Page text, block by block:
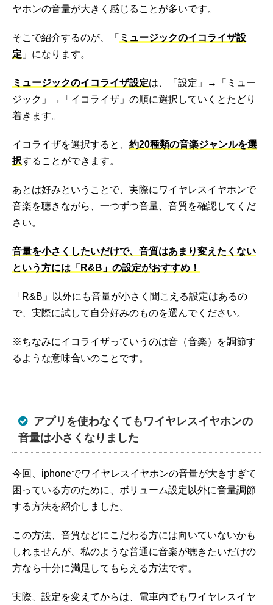
ヤホンの音量が大きく感じることが多いです。
そこで紹介するのが、「 ミュージックのイコライザ設
定 」になります。
ミュージックのイコライザ設定は、「設定」→「ミュー
ジック」→「イコライザ」の順に選択していくとたどり
着きます。
イコライザを選択すると、 約20種類の音楽ジャンルを選
択することができます。
あとは好みということで、実際にワイヤレスイヤホンで
音楽を聴きながら、一つずつ音量、音質を確認してくだ
さい。
音量を小さくしたいだけで、音質はあまり変えたくない
という方には「R&B」の設定がおすすめ！
「R&B」以外にも音量が小さく聞こえる設定はあるの
で、実際に試して自分好みのものを選んでください。
※ちなみにイコライザっていうのは音（音楽）を調節す
るような意味合いのことです。
アプリを使わなくてもワイヤレスイヤホンの
音量は小さくなりました
今回、iphoneでワイヤレスイヤホンの音量が大きすぎて
困っている方のために、ボリューム設定以外に音量調節
する方法を紹介しました。
この方法、音質などにこだわる方には向いていないかも
しれませんが、私のような普通に音楽が聴きたいだけの
方なら十分に満足してもらえる方法です。
実際、設定を変えてからは、電車内でもワイヤレスイヤ